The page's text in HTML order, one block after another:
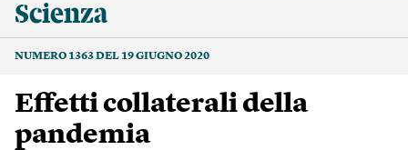
Scienza
NUMERO 1363 DEL 19 GIUGNO 2020
Effetti collaterali della
pandemia